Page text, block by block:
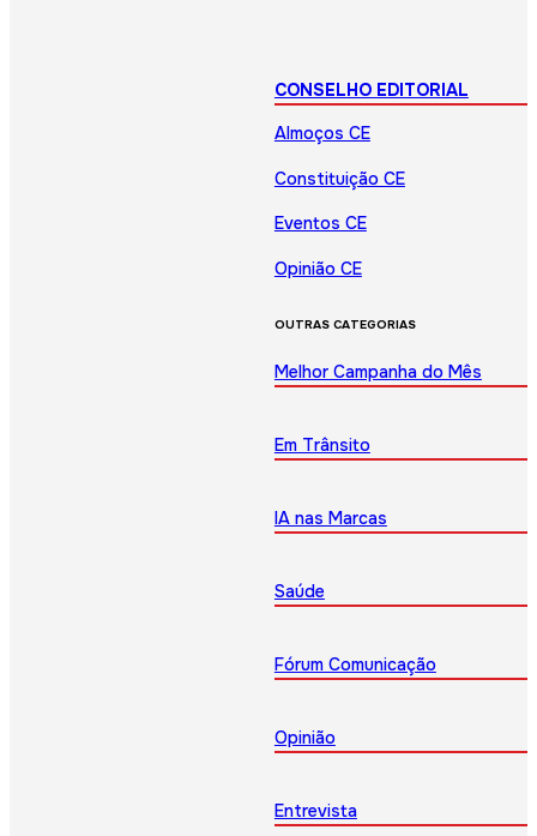
CONSELHO EDITORIAL
Almoços CE
Constituição CE
Eventos CE
Opinião CE
OUTRAS CATEGORIAS
Melhor Campanha do Mês
Em Trânsito
IA nas Marcas
Saúde
Fórum Comunicação
Opinião
Entrevista